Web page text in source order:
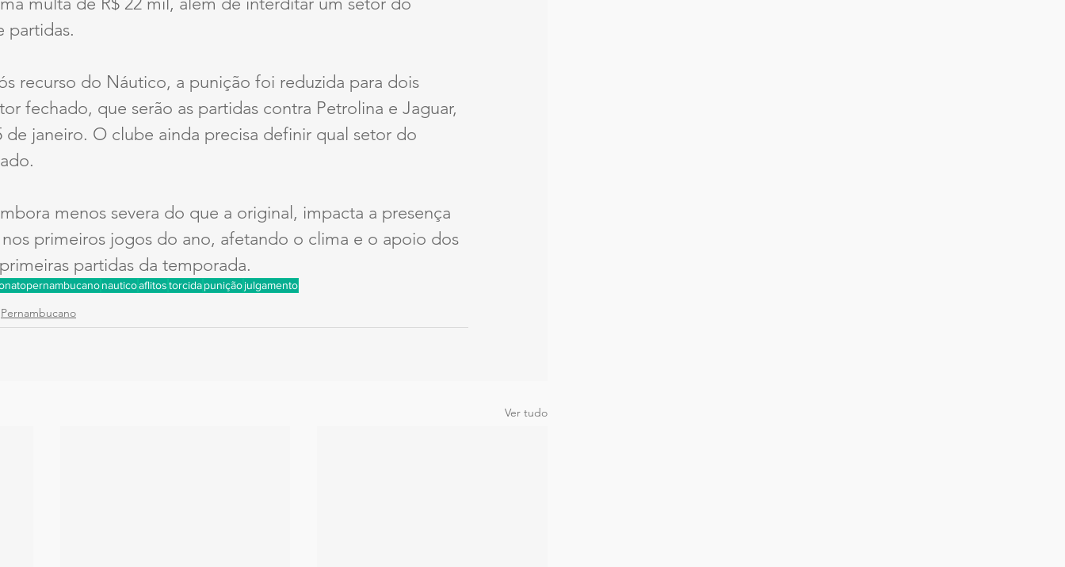
partidas.
recurso do Náutico, a punição foi reduzida para dois
fechado, que serão as partidas contra Petrolina e Jaguar,
de janeiro. O clube ainda precisa definir qual setor do
menos severa do que a original, impacta a presença
primeiros jogos do ano, afetando o clima e o apoio dos
partidas da temporada.
nauticoaflitostorcidapuniçãojulgamento
Pernambucano
Ver tudo